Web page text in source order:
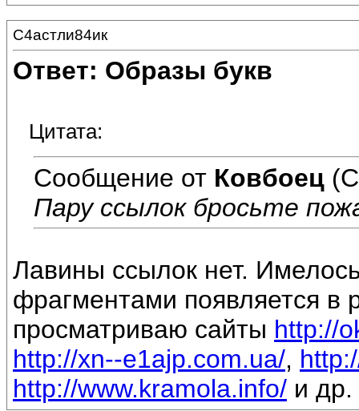
С4астли84ик
Ответ: Образы букв
Цитата:
Сообщение от Ковбоец
Пару ссылок бросьте
Лавины ссылок нет.
фрагментами появляется в
просматриваю сайты http://
http://xn--e1ajp.com.ua/,
http://www.kramola.info/ и др.